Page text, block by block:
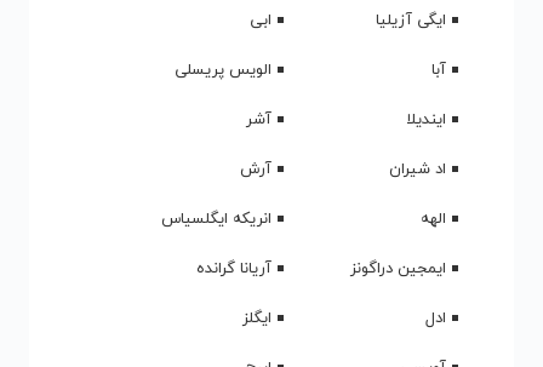
ایگی آزیلیا
ابی
آبا
الویس پریسلی
ایندیلا
آشر
اد شیران
آرش
الهه
انریکه ایگلسیاس
ایمجین دراگونز
آریانا گرانده
ادل
ایگلز